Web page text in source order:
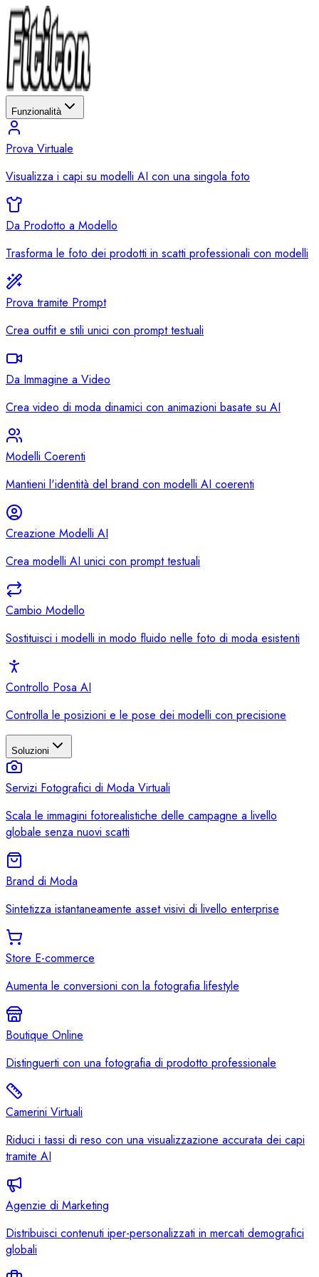
Funzionalità
Prova Virtuale
Visualizza i capi su modelli AI con una singola foto
Da Prodotto a Modello
Trasforma le foto dei prodotti in scatti professionali con modelli
Prova tramite Prompt
Crea outfit e stili unici con prompt testuali
Da Immagine a Video
Crea video di moda dinamici con animazioni basate su AI
Modelli Coerenti
Mantieni l'identità del brand con modelli AI coerenti
Creazione Modelli AI
Crea modelli AI unici con prompt testuali
Cambio Modello
Sostituisci i modelli in modo fluido nelle foto di moda esistenti
Controllo Posa AI
Controlla le posizioni e le pose dei modelli con precisione
Soluzioni
Servizi Fotografici di Moda Virtuali
Scala le immagini fotorealistiche delle campagne a livello
globale senza nuovi scatti
Brand di Moda
Sintetizza istantaneamente asset visivi di livello enterprise
Store E-commerce
Aumenta le conversioni con la fotografia lifestyle
Boutique Online
Distinguerti con una fotografia di prodotto professionale
Camerini Virtuali
Riduci i tassi di reso con una visualizzazione accurata dei capi
tramite AI
Agenzie di Marketing
Distribuisci contenuti iper-personalizzati in mercati demografici
globali